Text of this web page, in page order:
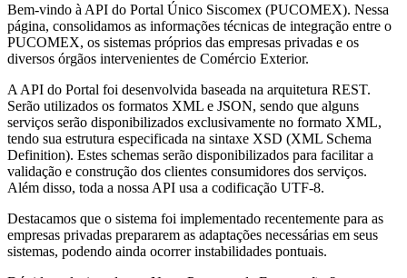
Bem-vindo à API do Portal Único Siscomex (PUCOMEX). Nessa
página, consolidamos as informações técnicas de integração entre o
PUCOMEX, os sistemas próprios das empresas privadas e os
diversos órgãos intervenientes de Comércio Exterior.
A API do Portal foi desenvolvida baseada na arquitetura REST.
Serão utilizados os formatos XML e JSON, sendo que alguns
serviços serão disponibilizados exclusivamente no formato XML,
tendo sua estrutura especificada na sintaxe XSD (XML Schema
Definition). Estes schemas serão disponibilizados para facilitar a
validação e construção dos clientes consumidores dos serviços.
Além disso, toda a nossa API usa a codificação UTF-8.
Destacamos que o sistema foi implementado recentemente para as
empresas privadas prepararem as adaptações necessárias em seus
sistemas, podendo ainda ocorrer instabilidades pontuais.